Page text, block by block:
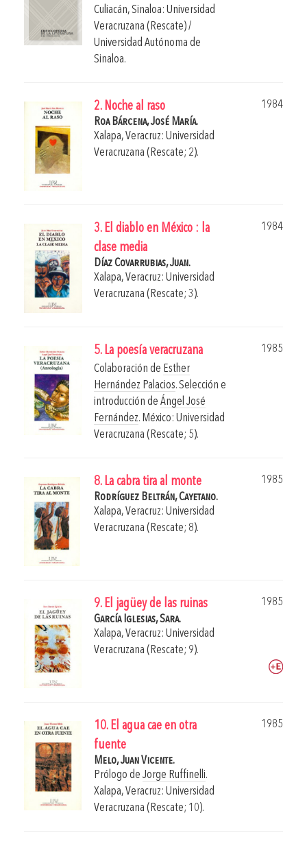
Culiacán, Sinaloa: Universidad
Veracruzana (Rescate) /
Universidad Autónoma de
Sinaloa.
2. Noche al raso
1984
Roa Bárcena, José María.
Xalapa, Veracruz: Universidad
Veracruzana (Rescate; 2).
3. El diablo en México : la
clase media
1984
Díaz Covarrubias, Juan.
Xalapa, Veracruz: Universidad
Veracruzana (Rescate; 3).
5. La poesía veracruzana
1985
Colaboración de Esther
Hernández Palacios. Selección e
introducción de Ángel José
Fernández. México: Universidad
Veracruzana (Rescate; 5).
8. La cabra tira al monte
1985
Rodríguez Beltrán, Cayetano.
Xalapa, Veracruz: Universidad
Veracruzana (Rescate; 8).
9. El jagüey de las ruinas
1985
García Iglesias, Sara.
Xalapa, Veracruz: Universidad
Veracruzana (Rescate; 9).
10. El agua cae en otra
fuente
1985
Melo, Juan Vicente.
Prólogo de Jorge Ruffinelli.
Xalapa, Veracruz: Universidad
Veracruzana (Rescate; 10).